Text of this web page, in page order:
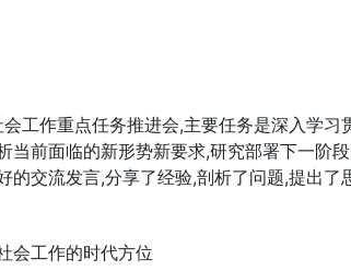
工作重点任务推进会,主要任务是深入学习
前面临的新形势新要求,研究部署下一阶段
的交流发言,分享了经验,剖析了问题,提出了
会工作的时代方位